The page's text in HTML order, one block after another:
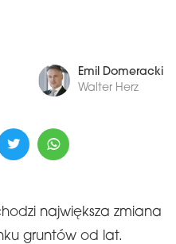
Emil Domeracki
Walter Herz
największa zmiana
gruntów od lat.